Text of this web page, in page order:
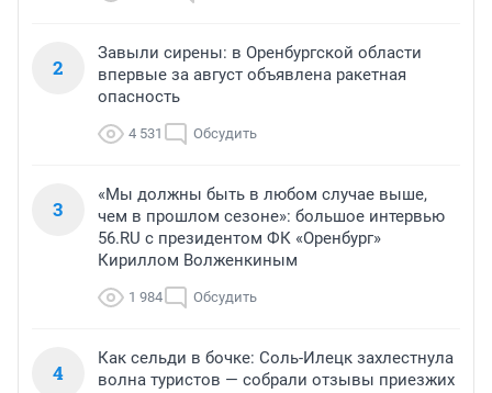
2
Завыли сирены: в Оренбургской области
впервые за август объявлена ракетная
опасность
4 531 Обсудить
3
«Мы должны быть в любом случае выше,
чем в прошлом сезоне»: большое интервью
56.RU с президентом ФК «Оренбург»
Кириллом Волженкиным
1 984 Обсудить
4
Как сельди в бочке: Соль-Илецк захлестнула
волна туристов — собрали отзывы приезжих